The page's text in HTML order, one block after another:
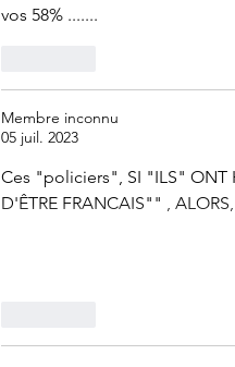
vos 58% .......
Membre inconnu
05 juil. 2023
Ces "policiers", SI "ILS" ONT
D'ÊTRE FRANCAIS"" ,